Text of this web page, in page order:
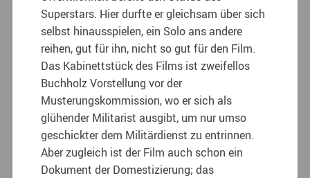
Superstars. Hier durfte er gleichsam über sich
selbst hinausspielen, ein Solo ans andere
reihen, gut für ihn, nicht so gut für den Film.
Das Kabinettstück des Films ist zweifellos
Buchholz Vorstellung vor der
Musterungskommission, wo er sich als
glühender Militarist ausgibt, um nur umso
geschickter dem Militärdienst zu entrinnen.
Aber zugleich ist der Film auch schon ein
Dokument der Domestizierung; das